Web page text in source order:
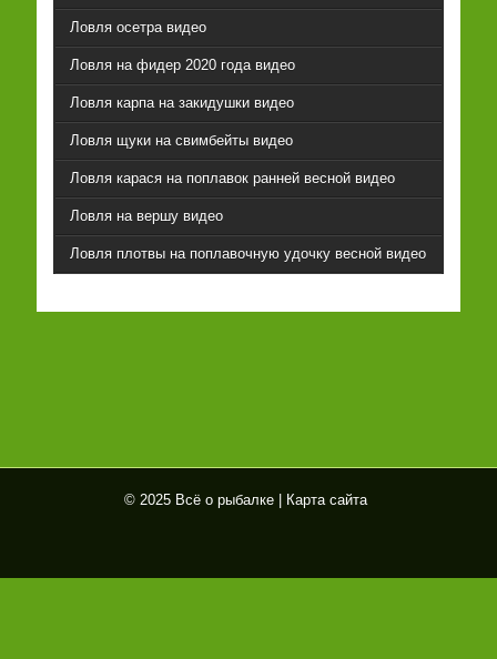
Ловля осетра видео
Ловля на фидер 2020 года видео
Ловля карпа на закидушки видео
Ловля щуки на свимбейты видео
Ловля карася на поплавок ранней весной видео
Ловля на вершу видео
Ловля плотвы на поплавочную удочку весной видео
© 2025 Всё о рыбалке | Карта сайта